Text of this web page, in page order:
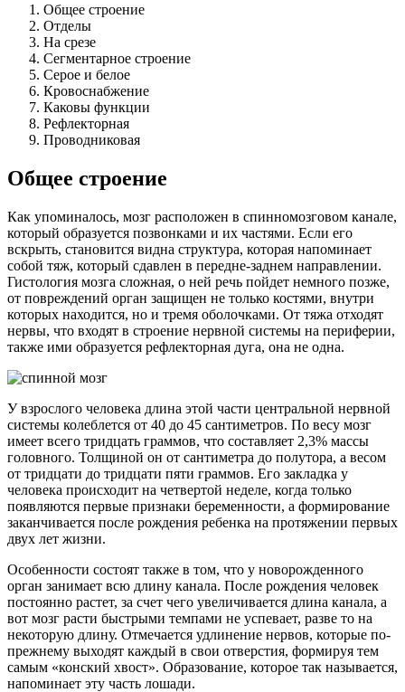
Общее строение
Отделы
На срезе
Сегментарное строение
Серое и белое
Кровоснабжение
Каковы функции
Рефлекторная
Проводниковая
Общее строение
Как упоминалось, мозг расположен в спинномозговом канале,
который образуется позвонками и их частями. Если его
вскрыть, становится видна структура, которая напоминает
собой тяж, который сдавлен в передне-заднем направлении.
Гистология мозга сложная, о ней речь пойдет немного позже,
от повреждений орган защищен не только костями, внутри
которых находится, но и тремя оболочками. От тяжа отходят
нервы, что входят в строение нервной системы на периферии,
также ими образуется рефлекторная дуга, она не одна.
У взрослого человека длина этой части центральной нервной
системы колеблется от 40 до 45 сантиметров. По весу мозг
имеет всего тридцать граммов, что составляет 2,3% массы
головного. Толщиной он от сантиметра до полутора, а весом
от тридцати до тридцати пяти граммов. Его закладка у
человека происходит на четвертой неделе, когда только
появляются первые признаки беременности, а формирование
заканчивается после рождения ребенка на протяжении первых
двух лет жизни.
Особенности состоят также в том, что у новорожденного
орган занимает всю длину канала. После рождения человек
постоянно растет, за счет чего увеличивается длина канала, а
вот мозг расти быстрыми темпами не успевает, разве то на
некоторую длину. Отмечается удлинение нервов, которые по-
прежнему выходят каждый в свои отверстия, формируя тем
самым «конский хвост». Образование, которое так называется,
напоминает эту часть лошади.